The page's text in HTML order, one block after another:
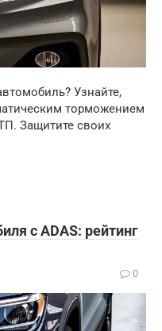
Узнайте,
торможением
Защитите своих
с ADAS: рейтинг
0